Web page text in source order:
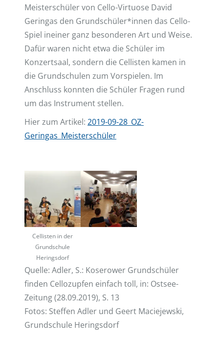
Meisterschüler von Cello-Virtuose David
Geringas den Grundschüler*innen das Cello-
Spiel ineiner ganz besonderen Art und Weise.
Dafür waren nicht etwa die Schüler im
Konzertsaal, sondern die Cellisten kamen in
die Grundschulen zum Vorspielen. Im
Anschluss konnten die Schüler Fragen rund
um das Instrument stellen.
Hier zum Artikel: 2019-09-28_OZ-
Geringas_Meisterschüler
Cellisten in der
Grundschule
Heringsdorf
Quelle: Adler, S.: Koserower Grundschüler
finden Cellozupfen einfach toll, in: Ostsee-
Zeitung (28.09.2019), S. 13
Fotos: Steffen Adler und Geert Maciejewski,
Grundschule Heringsdorf